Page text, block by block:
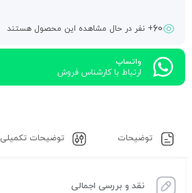
60+ نفر در حال مشاهده این محصول هستند
واتساپ
ارتباط با کارشناس فروش
توضیحات توضیحات تکمیلی
نقد و بررسی اجمالی